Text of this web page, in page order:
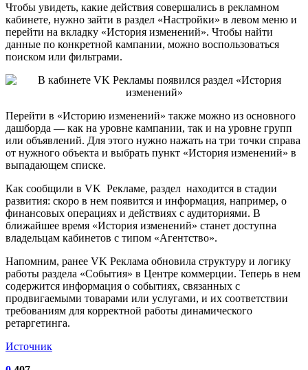
Чтобы увидеть, какие действия совершались в рекламном
кабинете, нужно зайти в раздел «Настройки» в левом меню и
перейти на вкладку «История изменений». Чтобы найти
данные по конкретной кампании, можно воспользоваться
поиском или фильтрами.
Перейти в «Историю изменений» также можно из основного
дашборда — как на уровне кампании, так и на уровне групп
или объявлений. Для этого нужно нажать на три точки справа
от нужного объекта и выбрать пункт «История изменений» в
выпадающем списке.
Как сообщили в VK Рекламе, раздел находится в стадии
развития: скоро в нем появится и информация, например, о
финансовых операциях и действиях с аудиториями. В
ближайшее время «История изменений» станет доступна
владельцам кабинетов с типом «Агентство».
Напомним, ранее VK Реклама обновила структуру и логику
работы раздела «События» в Центре коммерции. Теперь в нем
содержится информация о событиях, связанных с
продвигаемыми товарами или услугами, и их соответствии
требованиям для корректной работы динамического
ретаргетинга.
Источник